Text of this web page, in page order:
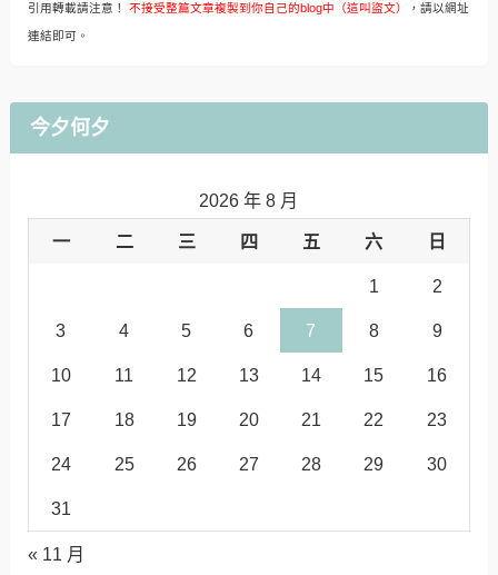
引用轉載請注意！ 不接受整篇文章複製到你自己的blog中（這叫盜文） ，請以網址
連結即可。
今夕何夕
2026 年 8 月
一 二 三 四 五 六 日
1 2
3 4 5 6 7 8 9
10 11 12 13 14 15 16
17 18 19 20 21 22 23
24 25 26 27 28 29 30
31
« 11 月